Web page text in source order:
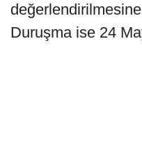
Duruşma ise 24